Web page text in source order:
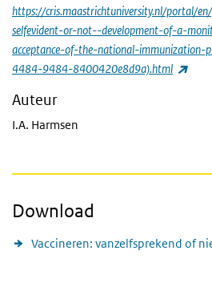
https://cris.maastrichtuniversity.nl/portal/
selfevident-or-not--development-of-a-
acceptance-of-the-national-
4484-9484-8400420e8d9a).html
Auteur
I.A. Harmsen
Download
Vaccineren: vanzelfsprekend of